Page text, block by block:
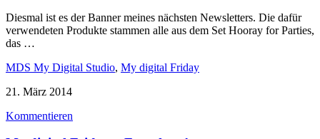
Diesmal ist es der Banner meines nächsten Newsletters. Die dafür
verwendeten Produkte stammen alle aus dem Set Hooray for Parties,
das …
MDS My Digital Studio, My digital Friday
21. März 2014
Kommentieren